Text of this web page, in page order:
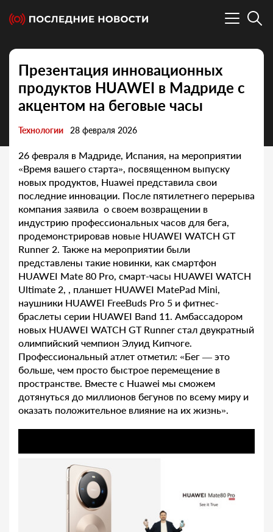
Презентация инновационных
продуктов HUAWEI в Мадриде с
акцентом на беговые часы
Технологии 28 февраля 2026
26 февраля в Мадриде, Испания, на мероприятии
«Время вашего старта», посвященном выпуску
новых продуктов, Huawei представила свои
последние инновации. После пятилетнего перерыва
компания заявила о своем возвращении в
индустрию профессиональных часов для бега,
продемонстрировав новые HUAWEI WATCH GT
Runner 2. Также на мероприятии были
представлены такие новинки, как смартфон
HUAWEI Mate 80 Pro, смарт-часы HUAWEI WATCH
Ultimate 2, , планшет HUAWEI MatePad Mini,
наушники HUAWEI FreeBuds Pro 5 и фитнес-
браслеты серии HUAWEI Band 11. Амбассадором
новых HUAWEI WATCH GT Runner стал двукратный
олимпийский чемпион Элуид Кипчоге.
Профессиональный атлет отметил: «Бег — это
больше, чем просто быстрое перемещение в
пространстве. Вместе с Huawei мы сможем
дотянуться до миллионов бегунов по всему миру и
оказать положительное влияние на их жизнь».